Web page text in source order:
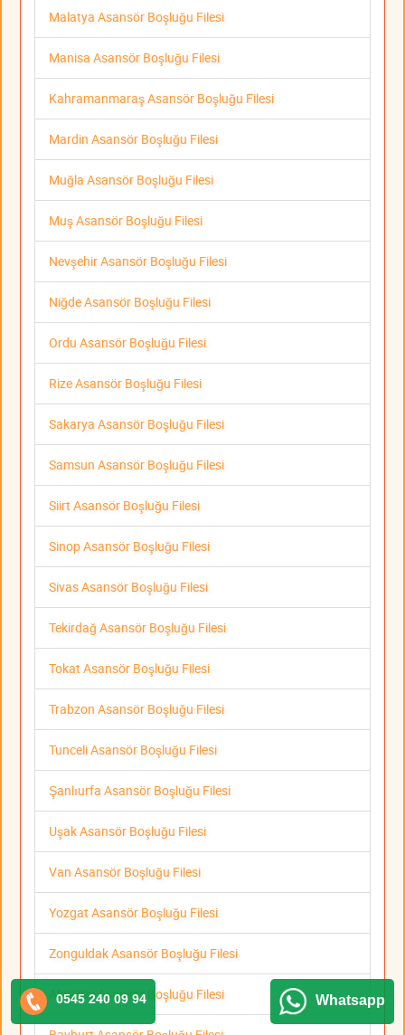
Malatya Asansör Boşluğu Filesi
Manisa Asansör Boşluğu Filesi
Kahramanmaraş Asansör Boşluğu Filesi
Mardin Asansör Boşluğu Filesi
Muğla Asansör Boşluğu Filesi
Muş Asansör Boşluğu Filesi
Nevşehir Asansör Boşluğu Filesi
Niğde Asansör Boşluğu Filesi
Ordu Asansör Boşluğu Filesi
Rize Asansör Boşluğu Filesi
Sakarya Asansör Boşluğu Filesi
Samsun Asansör Boşluğu Filesi
Siirt Asansör Boşluğu Filesi
Sinop Asansör Boşluğu Filesi
Sivas Asansör Boşluğu Filesi
Tekirdağ Asansör Boşluğu Filesi
Tokat Asansör Boşluğu Filesi
Trabzon Asansör Boşluğu Filesi
Tunceli Asansör Boşluğu Filesi
Şanlıurfa Asansör Boşluğu Filesi
Uşak Asansör Boşluğu Filesi
Van Asansör Boşluğu Filesi
Yozgat Asansör Boşluğu Filesi
Zonguldak Asansör Boşluğu Filesi
Aksaray Asansör Boşluğu Filesi
0545 240 09 94 Whatsapp